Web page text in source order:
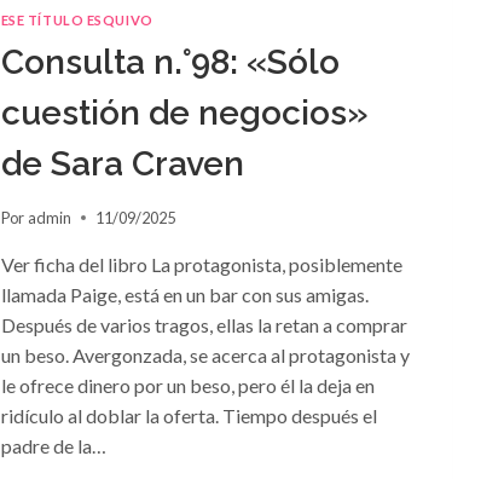
ESE TÍTULO ESQUIVO
Consulta n.°98: «Sólo
cuestión de negocios»
de Sara Craven
Por admin 11/09/2025
Ver ficha del libro La protagonista, posiblemente
llamada Paige, está en un bar con sus amigas.
Después de varios tragos, ellas la retan a comprar
un beso. Avergonzada, se acerca al protagonista y
le ofrece dinero por un beso, pero él la deja en
ridículo al doblar la oferta. Tiempo después el
padre de la…